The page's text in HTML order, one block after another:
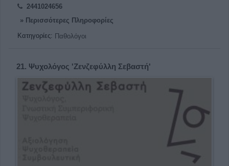
2441024656
» Περισσότερες Πληροφορίες
Κατηγορίες: Παθολόγοι
21. Ψυχολόγος 'Ζενζεφύλλη Σεβαστή'